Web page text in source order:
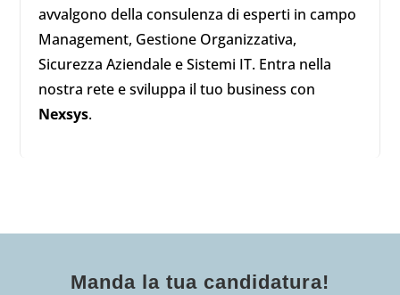
avvalgono della consulenza di esperti in campo
Management, Gestione Organizzativa,
Sicurezza Aziendale e Sistemi IT. Entra nella
nostra rete e sviluppa il tuo business con
Nexsys.
Manda la tua candidatura!